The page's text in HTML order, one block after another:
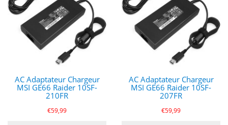
AC Adaptateur Chargeur
MSI GE66 Raider 10SF-
210FR
€59,99
AC Adaptateur Chargeur
MSI GE66 Raider 10SF-
207FR
€59,99